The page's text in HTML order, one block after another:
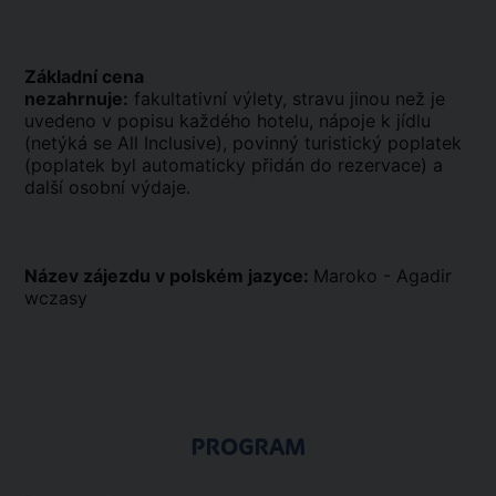
Základní cena
nezahrnuje: fakultativní výlety, stravu jinou než je
uvedeno v popisu každého hotelu, nápoje k jídlu
(netýká se All Inclusive), povinný turistický poplatek
(poplatek byl automaticky přidán do rezervace) a
další osobní výdaje.
Název zájezdu v polském jazyce: Maroko - Agadir
wczasy
PROGRAM